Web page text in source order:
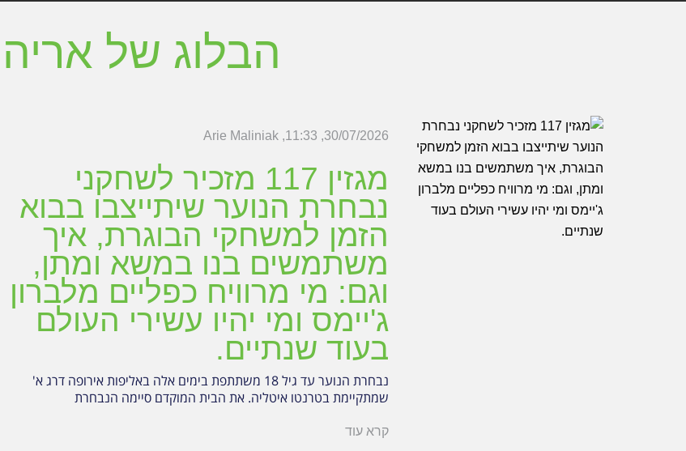
הבלוג של אריה
30/07/2026
11:33
Arie Maliniak
מגזין 117 מזכיר לשחקני
נבחרת הנוער שיתייצבו בבוא
הזמן למשחקי הבוגרת, איך
משתמשים בנו במשא ומתן,
וגם: מי מרוויח כפליים מלברון
ג'יימס ומי יהיו עשירי העולם
בעוד שנתיים.
נבחרת הנוער עד גיל 18 משתתפת בימים אלה באליפות אירופה דרג א'
שמתקיימת בטרנטו איטליה. את הבית המוקדם סיימה הנבחרת
קרא עוד